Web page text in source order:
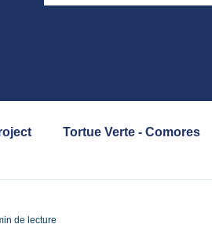
Tortue Verte - Comores
de lecture